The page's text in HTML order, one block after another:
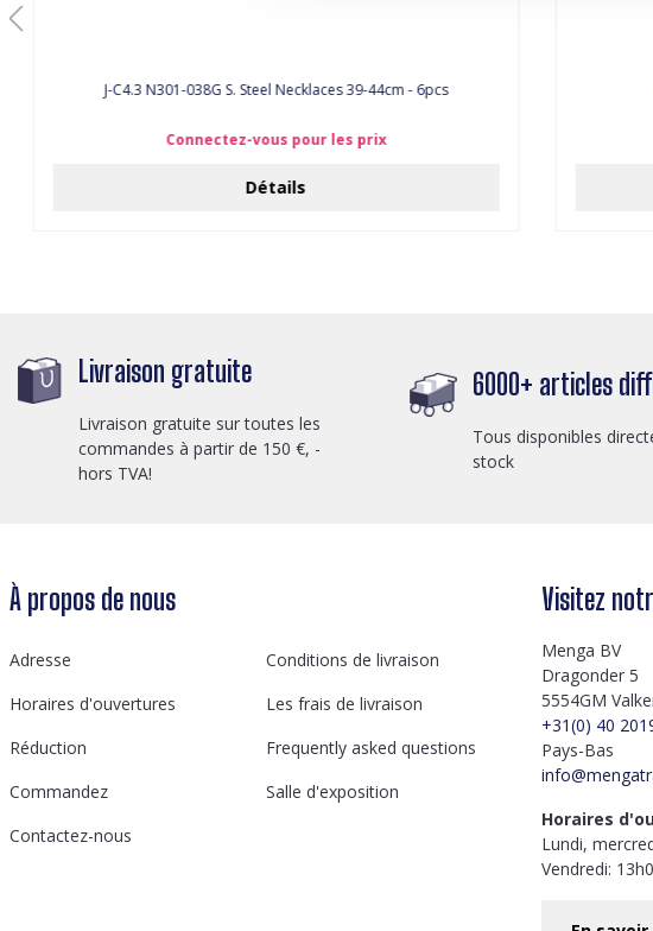
J-C4.3 N301-038G S. Steel Necklaces 39-44cm - 6pcs
Connectez-vous pour les prix
Détails
Livraison gratuite
Livraison gratuite sur toutes les
commandes à partir de 150 €, -
hors TVA!
6000+ articles
Tous disponibles
stock
À propos de nous
Adresse
Conditions de livraison
Horaires d'ouvertures
Les frais de livraison
Réduction
Frequently asked questions
Commandez
Salle d'exposition
Contactez-nous
Visitez
Menga BV
Dragonder 5
5554GM
+31(0) 40
Pays-Bas
Horaires
Lundi,
Vendredi: